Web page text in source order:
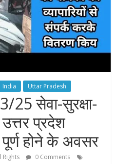
India Uttar Pradesh
सेवा-सुरक्षा-
प्रदेश
होने के अवसर
Rights
0 Comments